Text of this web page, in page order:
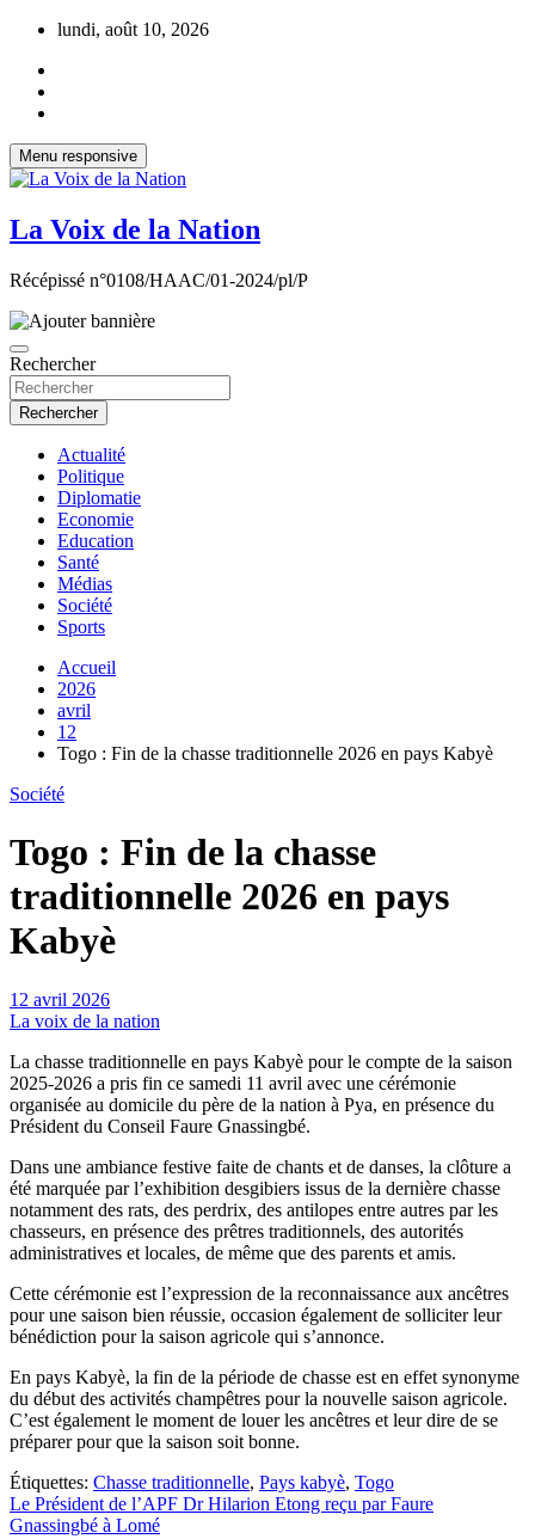
Aller
contenu
lundi, août 10, 2026
Menu responsive
La Voix de la Nation
Récépissé n°0108/HAAC/01-2024/pl/P
Rechercher
Rechercher
Actualité
Politique
Diplomatie
Economie
Education
Santé
Médias
Société
Sports
Accueil
2026
avril
12
Togo : Fin de la chasse traditionnelle 2026 en pays Kabyè
Société
Togo : Fin de la chasse
traditionnelle 2026 en pays
Kabyè
12 avril 2026
La voix de la nation
La chasse traditionnelle en pays Kabyè pour le compte de la saison
2025-2026 a pris fin ce samedi 11 avril avec une cérémonie
organisée au domicile du père de la nation à Pya, en présence du
Président du Conseil Faure Gnassingbé.
Dans une ambiance festive faite de chants et de danses, la clôture a
été marquée par l’exhibition desgibiers issus de la dernière chasse
notamment des rats, des perdrix, des antilopes entre autres par les
chasseurs, en présence des prêtres traditionnels, des autorités
administratives et locales, de même que des parents et amis.
Cette cérémonie est l’expression de la reconnaissance aux ancêtres
pour une saison bien réussie, occasion également de solliciter leur
bénédiction pour la saison agricole qui s’annonce.
En pays Kabyè, la fin de la période de chasse est en effet synonyme
du début des activités champêtres pour la nouvelle saison agricole.
C’est également le moment de louer les ancêtres et leur dire de se
préparer pour que la saison soit bonne.
Étiquettes: Chasse traditionnelle, Pays kabyè, Togo
Navigation
Le Président de l’APF Dr Hilarion Etong reçu par Faure
Gnassingbé à Lomé